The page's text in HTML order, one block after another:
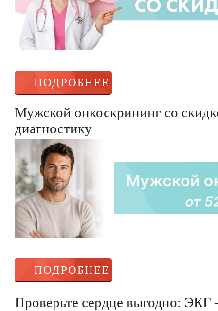
ПОДРОБНЕЕ
Мужской онкоскрининг со
диагностику
ПОДРОБНЕЕ
Проверьте сердце выгодно: ЭКГ